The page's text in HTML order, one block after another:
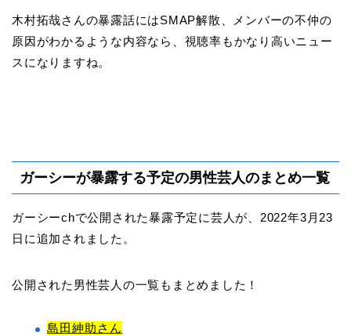
木村拓哉さんの暴露話にはSMAP解散、メンバーの不仲の
原因がわかるような内容なら、視聴率もかなり高いニュー
スになりますね。
ガーシーが暴露する予定の男性芸人のまとめ一覧
ガーシーchで公開された暴露予定に芸人が、2022年3月23
日に追加されました。
公開された男性芸人の一覧もまとめました！
島田紳助さん